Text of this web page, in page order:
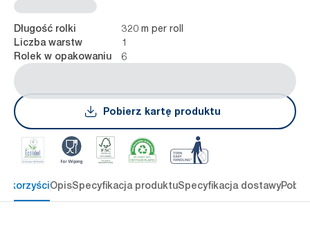
Długość rolki 320 m per roll
Liczba warstw 1
Rolek w opakowaniu 6
Pobierz kartę produktu
korzyściOpisSpecyfikacja produktuSpecyfikacja dostawy